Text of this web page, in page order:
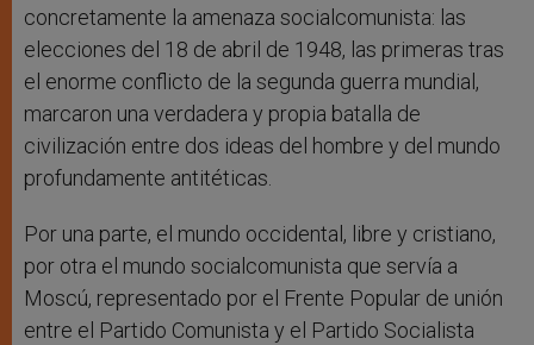
concretamente la amenaza socialcomunista: las
elecciones del 18 de abril de 1948, las primeras tras
el enorme conflicto de la segunda guerra mundial,
marcaron una verdadera y propia batalla de
civilización entre dos ideas del hombre y del mundo
profundamente antitéticas.
Por una parte, el mundo occidental, libre y cristiano,
por otra el mundo socialcomunista que servía a
Moscú, representado por el Frente Popular de unión
entre el Partido Comunista y el Partido Socialista